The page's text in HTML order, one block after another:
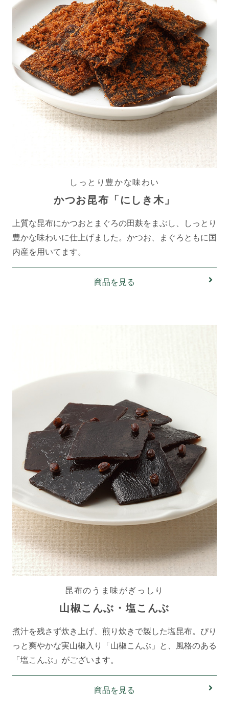
しっとり豊かな味わい
かつお昆布「にしき木」
上質な昆布にかつおとまぐろの田麸をまぶし、しっとり
豊かな味わいに仕上げました。かつお、まぐろともに国
内産を用いてます。
商品を見る
昆布のうま味がぎっしり
山椒こんぶ・塩こんぶ
煮汁を残さず炊き上げ、煎り炊きで製した塩昆布。ぴり
っと爽やかな実山椒入り「山椒こんぶ」と、風格のある
「塩こんぶ」がございます。
商品を見る